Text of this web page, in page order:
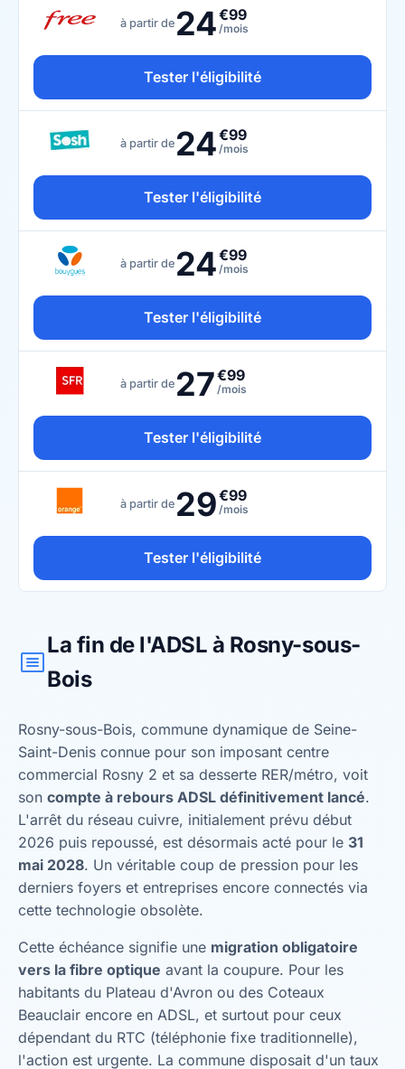
à partir de 24€99
/mois
Tester l'éligibilité
à partir de 24€99
/mois
Tester l'éligibilité
à partir de 24€99
/mois
Tester l'éligibilité
à partir de 27€99
/mois
Tester l'éligibilité
à partir de 29€99
/mois
Tester l'éligibilité
La fin de l'ADSL à Rosny-sous-
Bois
Rosny-sous-Bois, commune dynamique de Seine-
Saint-Denis connue pour son imposant centre
commercial Rosny 2 et sa desserte RER/métro, voit
son compte à rebours ADSL définitivement lancé.
L'arrêt du réseau cuivre, initialement prévu début
2026 puis repoussé, est désormais acté pour le 31
mai 2028. Un véritable coup de pression pour les
derniers foyers et entreprises encore connectés via
cette technologie obsolète.
Cette échéance signifie une migration obligatoire
vers la fibre optique avant la coupure. Pour les
habitants du Plateau d'Avron ou des Coteaux
Beauclair encore en ADSL, et surtout pour ceux
dépendant du RTC (téléphonie fixe traditionnelle),
l'action est urgente. La commune disposait d'un taux